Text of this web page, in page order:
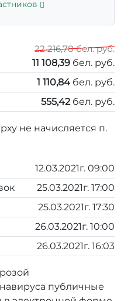
22 216,78 бел. руб.
11 108,39 бел. руб.
1 110,84 бел. руб.
555,42 бел. руб.
не начисляется п.
12.03.2021г. 09:00
25.03.2021г. 17:00
25.03.2021г. 17:30
26.03.2021г. 10:00
26.03.2021г. 16:03
публичные